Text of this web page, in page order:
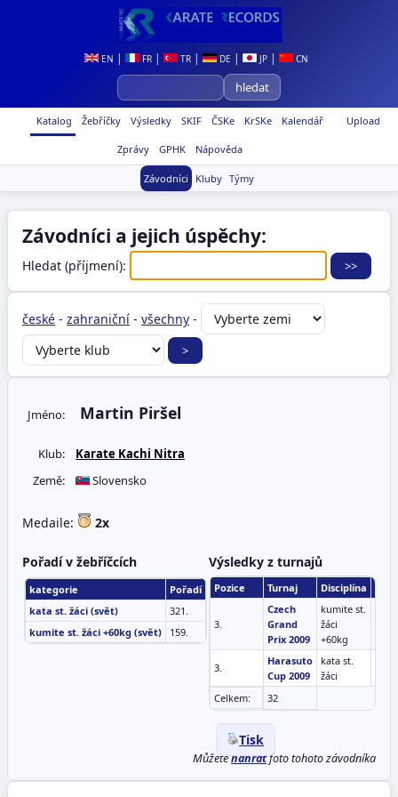
EN | FR | TR | DE | JP | CN
Upload
Katalog Žebříčky Výsledky SKIF ČSKe KrSKe Kalendář
Zprávy GPHK Nápověda
Závodníci Kluby Týmy
Závodníci a jejich úspěchy:
Hledat (příjmení):
české - zahraniční - všechny -
Jméno: Martin Piršel
Klub:
Karate Kachi Nitra
Země:
Slovensko
Medaile: 2x
Pořadí v žebříčcích
kategorie
Pořadí
kata st. žáci (svět)
321.
kumite st. žáci +60kg (svět)
159.
Výsledky z turnajů
Pozice Turnaj Disciplína
3.
Czech
Grand
Prix 2009
kumite st.
žáci
+60kg
3.
Harasuto
Cup 2009
kata st.
žáci
Celkem: 32
Tisk
Můžetenahrátfoto tohoto závodníka